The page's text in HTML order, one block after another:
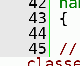
   43
{
   44
   45
//